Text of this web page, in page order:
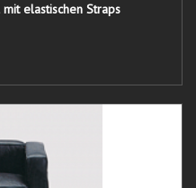
elastischen Straps